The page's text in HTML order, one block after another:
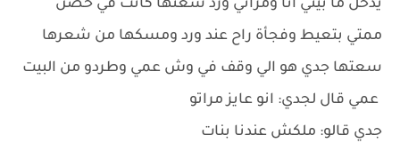
يدخل ما بيني انا ومراتي ورد سعتها كانت في حضن
ممتي بتعيط وفجأة راح عند ورد ومسكها من شعرها
سعتها جدي هو الي وقف في وش عمي وطردو من البيت
عمي قال لجدي: انو عايز مراتو
جدي قالو: ملكش عندنا بنات